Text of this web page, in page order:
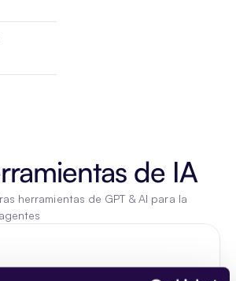
de IA
herramientas de GPT & AI para la